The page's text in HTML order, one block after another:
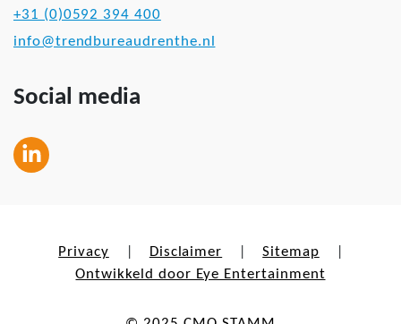
+31 (0)0592 394 400
info@trendbureaudrenthe.nl
Social media
Privacy Disclaimer Sitemap
Ontwikkeld door Eye Entertainment